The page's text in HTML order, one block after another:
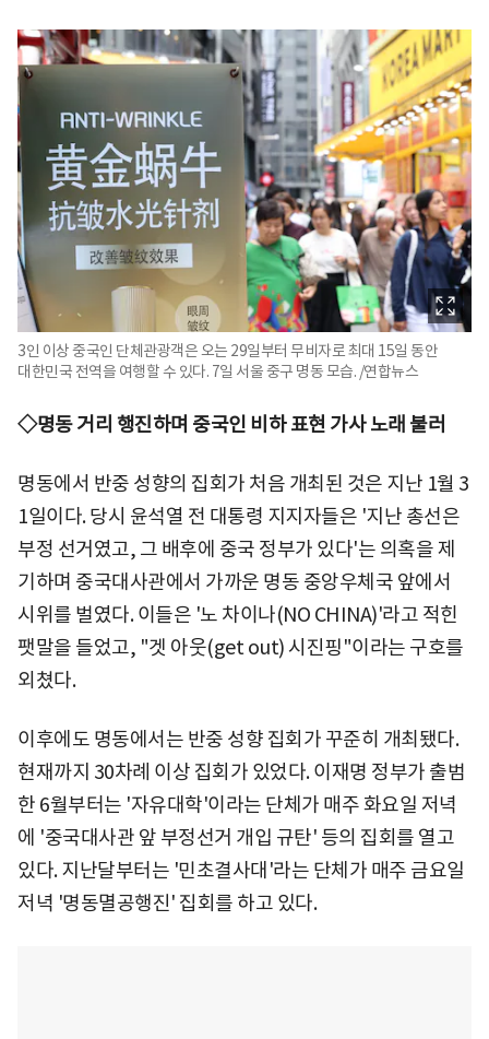
3인 이상 중국인 단체관광객은 오는 29일부터 무비자로 최대 15일 동안
대한민국 전역을 여행할 수 있다. 7일 서울 중구 명동 모습. /연합뉴스
◇명동 거리 행진하며 중국인 비하 표현 가사 노래 불러
명동에서 반중 성향의 집회가 처음 개최된 것은 지난 1월 3
1일이다. 당시 윤석열 전 대통령 지지자들은 '지난 총선은
부정 선거였고, 그 배후에 중국 정부가 있다'는 의혹을 제
기하며 중국대사관에서 가까운 명동 중앙우체국 앞에서
시위를 벌였다. 이들은 '노 차이나(NO CHINA)'라고 적힌
팻말을 들었고, "겟 아웃(get out) 시진핑"이라는 구호를
외쳤다.
이후에도 명동에서는 반중 성향 집회가 꾸준히 개최됐다.
현재까지 30차례 이상 집회가 있었다. 이재명 정부가 출범
한 6월부터는 '자유대학'이라는 단체가 매주 화요일 저녁
에 '중국대사관 앞 부정선거 개입 규탄' 등의 집회를 열고
있다. 지난달부터는 '민초결사대'라는 단체가 매주 금요일
저녁 '명동멸공행진' 집회를 하고 있다.